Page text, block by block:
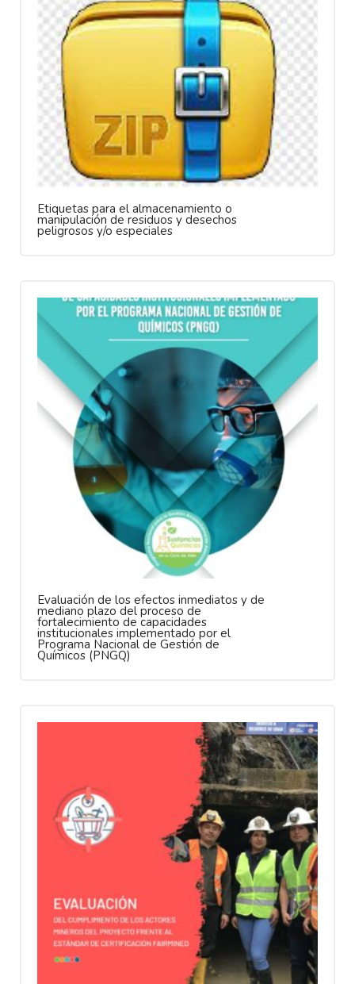
Etiquetas para el almacenamiento o
manipulación de residuos y desechos
peligrosos y/o especiales
Evaluación de los efectos inmediatos y de
mediano plazo del proceso de
fortalecimiento de capacidades
institucionales implementado por el
Programa Nacional de Gestión de
Químicos (PNGQ)